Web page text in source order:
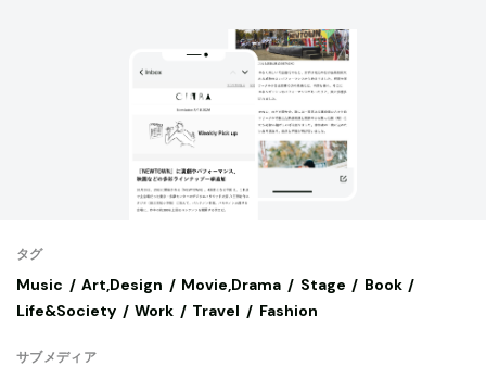
タグ
Music Art,Design Movie,Drama Stage
Book
Life&Society
Work Travel Fashion
サブメディア